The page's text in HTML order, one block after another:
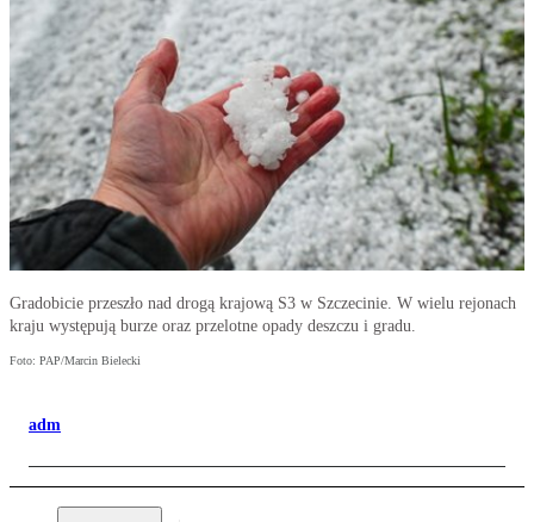
Gradobicie przeszło nad drogą krajową S3 w Szczecinie. W wielu rejonach
kraju występują burze oraz przelotne opady deszczu i gradu.
Foto: PAP/Marcin Bielecki
adm